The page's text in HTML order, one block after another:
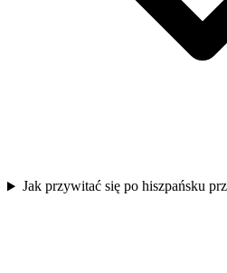
Jak przywitać się po hiszpańsku